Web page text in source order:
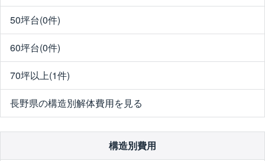
50坪台(0件)
60坪台(0件)
70坪以上(1件)
長野県の構造別解体費用を見る
構造別費用